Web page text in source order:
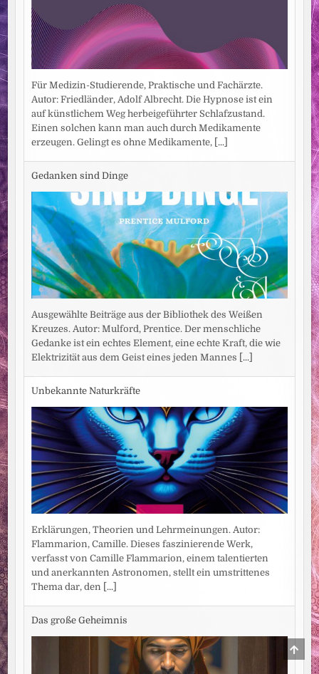
Für Medizin-Studierende, Praktische und Fachärzte.
Autor: Friedländer, Adolf Albrecht. Die Hypnose ist ein
auf künstlichem Weg herbeigeführter Schlafzustand.
Einen solchen kann man auch durch Medikamente
erzeugen. Gelingt es ohne Medikamente,
[...]
Gedanken sind Dinge
Ausgewählte Beiträge aus der Bibliothek des Weißen
Kreuzes. Autor: Mulford, Prentice. Der menschliche
Gedanke ist ein echtes Element, eine echte Kraft, die wie
Elektrizität aus dem Geist eines jeden Mannes
[...]
Unbekannte Naturkräfte
Erklärungen, Theorien und Lehrmeinungen. Autor:
Flammarion, Camille. Dieses faszinierende Werk,
verfasst von Camille Flammarion, einem talentierten
und anerkannten Astronomen, stellt ein umstrittenes
Thema dar, den
[...]
Das große Geheimnis
TO
TOP